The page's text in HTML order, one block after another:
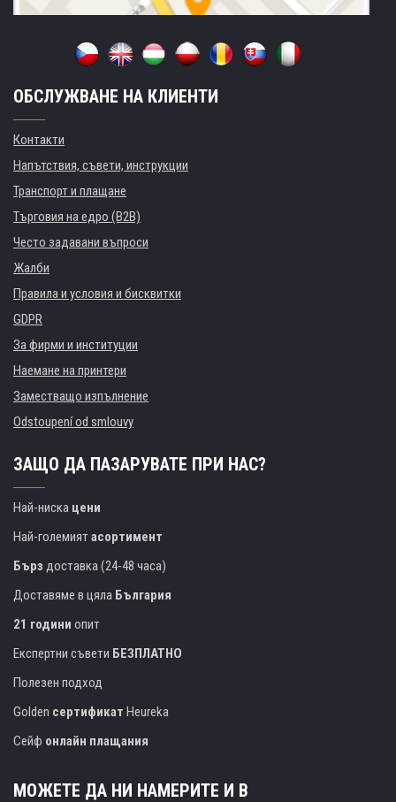
ОБСЛУЖВАНЕ НА КЛИЕНТИ
Контакти
Напътствия, съвети, инструкции
Транспорт и плащане
Търговия на едро (B2B)
Често задавани въпроси
Жалби
Правила и условия и бисквитки
GDPR
За фирми и институции
Наемане на принтери
Заместващо изпълнение
Odstoupení od smlouvy
ЗАЩО ДА ПАЗАРУВАТЕ ПРИ НАС?
Най-ниска цени
Най-големиятасортимент
Бърз доставка (24-48 часа)
Доставяме в цяла България
21 години опит
Експертни съвети БЕЗПЛАТНО
Полезен подход
Golden сертификат Heureka
Сейф онлайн плащания
МОЖЕТЕ ДА НИ НАМЕРИТЕ И В